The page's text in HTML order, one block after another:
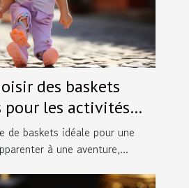
des baskets
les activités
en taille 30
de baskets idéale pour une
à une aventure,...